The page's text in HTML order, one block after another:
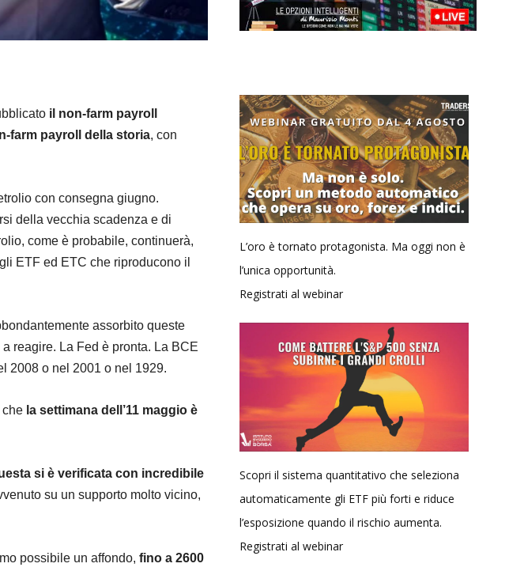
il non-farm payroll
farm payroll della storia, con
con consegna giugno.
della vecchia scadenza e di
come è probabile, continuerà,
ETF ed ETC che riproducono il
assorbito queste
reagire. La Fed è pronta. La BCE
2008 o nel 2001 o nel 1929.
che la settimana dell’11 maggio è
si è verificata con incredibile
su un supporto molto vicino,
possibile un affondo, fino a 2600
L’oro è tornato protagonista. Ma oggi non è
l’unica opportunità.
Registrati al webinar
Scopri il sistema quantitativo che seleziona
automaticamente gli ETF più forti e riduce
l’esposizione quando il rischio aumenta.
Registrati al webinar